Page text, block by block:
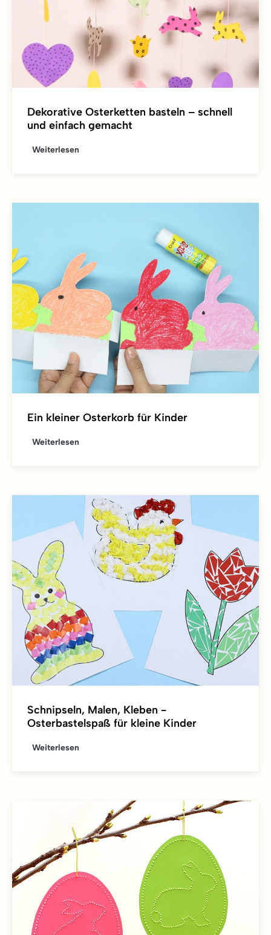
Dekorative Osterketten basteln – schnell
und einfach gemacht
Weiterlesen
Ein kleiner Osterkorb für Kinder
Weiterlesen
Schnipseln, Malen, Kleben -
Osterbastelspaß für kleine Kinder
Weiterlesen